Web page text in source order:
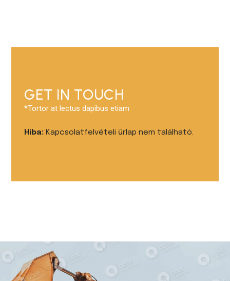
GET IN TOUCH
*Tortor at lectus dapibus etiam
Hiba: Kapcsolatfelvételi űrlap nem található.